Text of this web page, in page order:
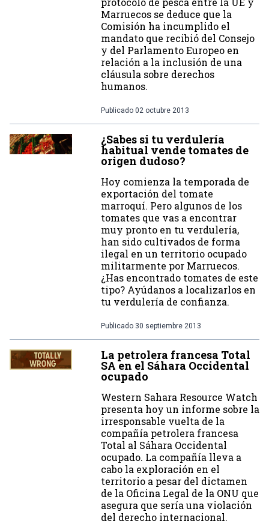
Marruecos se deduce que la
Comisión ha incumplido el
mandato que recibió del Consejo
y del Parlamento Europeo en
relación a la inclusión de una
cláusula sobre derechos
humanos.
Publicado 02 octubre 2013
¿Sabes si tu verdulería
habitual vende tomates de
origen dudoso?
Hoy comienza la temporada de
exportación del tomate
marroquí. Pero algunos de los
tomates que vas a encontrar
muy pronto en tu verdulería,
han sido cultivados de forma
ilegal en un territorio ocupado
militarmente por Marruecos.
¿Has encontrado tomates de este
tipo? Ayúdanos a localizarlos en
tu verdulería de confianza.
Publicado 30 septiembre 2013
La petrolera francesa Total
SA en el Sáhara Occidental
ocupado
Western Sahara Resource Watch
presenta hoy un informe sobre la
irresponsable vuelta de la
compañía petrolera francesa
Total al Sáhara Occidental
ocupado. La compañía lleva a
cabo la exploración en el
territorio a pesar del dictamen
de la Oficina Legal de la ONU que
asegura que sería una violación
del derecho internacional.